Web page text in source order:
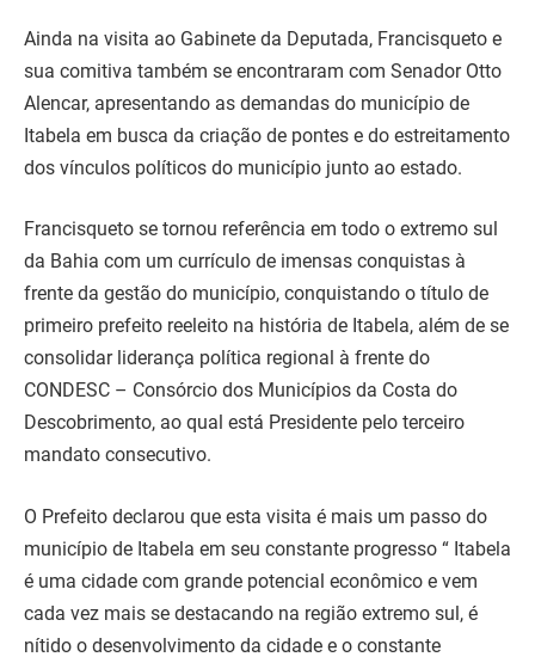
Ainda na visita ao Gabinete da Deputada, Francisqueto e
sua comitiva também se encontraram com Senador Otto
Alencar, apresentando as demandas do município de
Itabela em busca da criação de pontes e do estreitamento
dos vínculos políticos do município junto ao estado.
Francisqueto se tornou referência em todo o extremo sul
da Bahia com um currículo de imensas conquistas à
frente da gestão do município, conquistando o título de
primeiro prefeito reeleito na história de Itabela, além de se
consolidar liderança política regional à frente do
CONDESC – Consórcio dos Municípios da Costa do
Descobrimento, ao qual está Presidente pelo terceiro
mandato consecutivo.
O Prefeito declarou que esta visita é mais um passo do
município de Itabela em seu constante progresso “ Itabela
é uma cidade com grande potencial econômico e vem
cada vez mais se destacando na região extremo sul, é
nítido o desenvolvimento da cidade e o constante